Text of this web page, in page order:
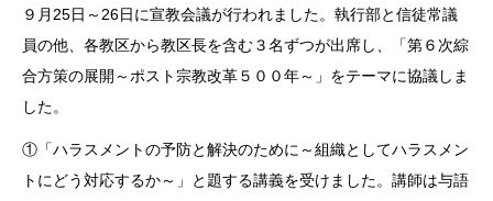
９月25日～26日に宣教会議が行われました。執行部と信徒常議
員の他、各教区から教区長を含む３名ずつが出席し、「第６次綜
合方策の展開～ポスト宗教改革５００年～」をテーマに協議しま
した。
①「ハラスメントの予防と解決のために～組織としてハラスメン
トにどう対応するか～」と題する講義を受けました。講師は与語